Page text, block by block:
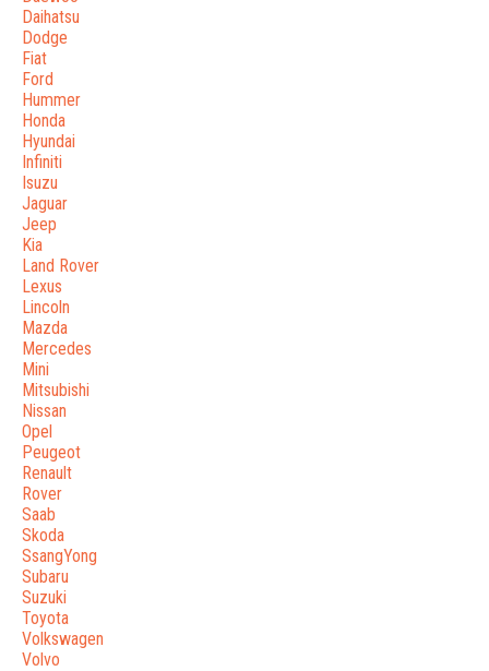
Daihatsu
Dodge
Fiat
Ford
Hummer
Honda
Hyundai
Infiniti
Isuzu
Jaguar
Jeep
Kia
Land Rover
Lexus
Lincoln
Mazda
Mercedes
Mini
Mitsubishi
Nissan
Opel
Peugeot
Renault
Rover
Saab
Skoda
SsangYong
Subaru
Suzuki
Toyota
Volkswagen
Volvo